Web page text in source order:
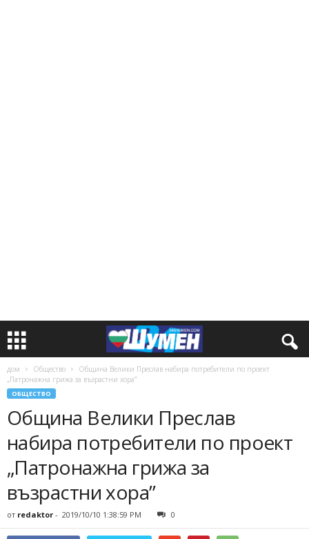
дом Общество
Община Велики Преслав набира потребители по проект
„Патронажна грижа за възрастни хора”
ОБЩЕСТВО
Община Велики Преслав
набира потребители по проект
„Патронажна грижа за
възрастни хора”
от redaktor - 2019/10/10 1:38:59 PM 0